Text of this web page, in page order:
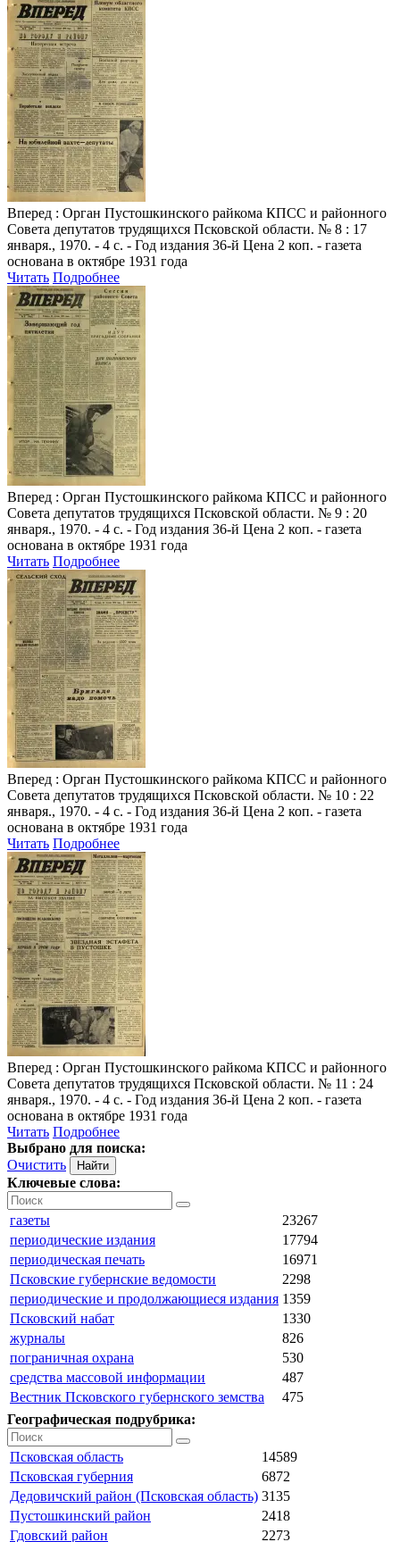
Вперед : Орган Пустошкинского райкома КПСС и районного
Совета депутатов трудящихся Псковской области. № 8 : 17
января., 1970. - 4 с. - Год издания 36-й Цена 2 коп. - газета
основана в октябре 1931 года
Читать Подробнее
Вперед : Орган Пустошкинского райкома КПСС и районного
Совета депутатов трудящихся Псковской области. № 9 : 20
января., 1970. - 4 с. - Год издания 36-й Цена 2 коп. - газета
основана в октябре 1931 года
Читать Подробнее
Вперед : Орган Пустошкинского райкома КПСС и районного
Совета депутатов трудящихся Псковской области. № 10 : 22
января., 1970. - 4 с. - Год издания 36-й Цена 2 коп. - газета
основана в октябре 1931 года
Читать Подробнее
Вперед : Орган Пустошкинского райкома КПСС и районного
Совета депутатов трудящихся Псковской области. № 11 : 24
января., 1970. - 4 с. - Год издания 36-й Цена 2 коп. - газета
основана в октябре 1931 года
Читать Подробнее
Выбрано для поиска:
Очистить
Ключевые слова:
газеты
23267
периодические издания
17794
периодическая печать
16971
Псковские губернские ведомости
2298
периодические и продолжающиеся издания 1359
Псковский набат
1330
журналы
826
пограничная охрана
530
средства массовой информации
487
Вестник Псковского губернского земства
475
Географическая подрубрика:
Псковская область
14589
Псковская губерния
6872
Дедовичский район (Псковская область) 3135
Пустошкинский район
2418
Гдовский район
2273